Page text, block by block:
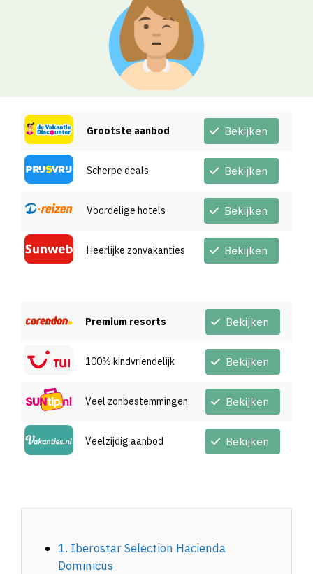
Grootste aanbod Bekijken
Scherpe deals Bekijken
Voordelige hotels Bekijken
Heerlijke zonvakanties Bekijken
Premium resorts Bekijken
100% kindvriendelijk Bekijken
Veel zonbestemmingen Bekijken
Veelzijdig aanbod Bekijken
1. Iberostar Selection Hacienda
Dominicus